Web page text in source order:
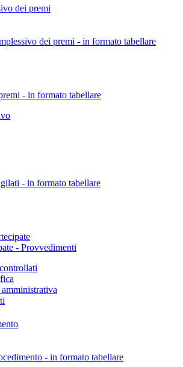
dei premi
dei premi - in formato tabellare
- in formato tabellare
- in formato tabellare
- Provvedimenti
- in formato tabellare